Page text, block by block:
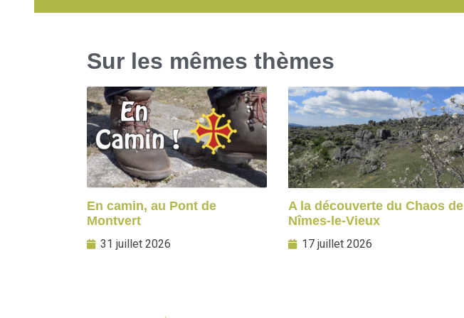
Sur les mêmes thèmes
En camin, au Pont de
Montvert
31 juillet 2026
A la découverte du Chaos de
Nîmes-le-Vieux
17 juillet 2026